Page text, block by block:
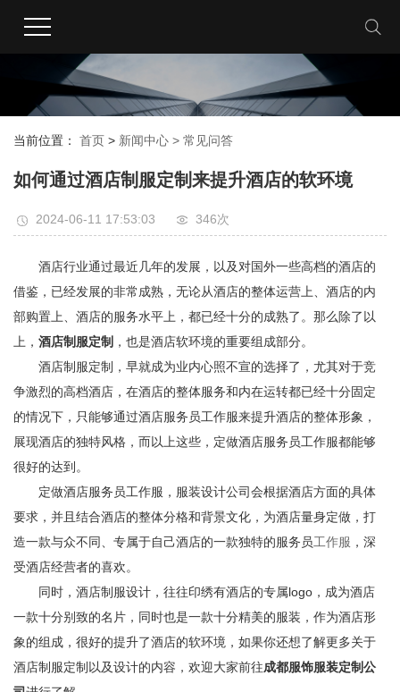
当前位置： 首页 > 新闻中心 > 常见问答
如何通过酒店制服定制来提升酒店的软环境
2024-06-11 17:53:03 346次
酒店行业通过最近几年的发展，以及对国外一些高档的酒店的
借鉴，已经发展的非常成熟，无论从酒店的整体运营上、酒店的内
部购置上、酒店的服务水平上，都已经十分的成熟了。那么除了以
上， 酒店制服定制 ，也是酒店软环境的重要组成部分。
酒店制服定制，早就成为业内心照不宣的选择了，尤其对于竞
争激烈的高档酒店，在酒店的整体服务和内在运转都已经十分固定
的情况下，只能够通过酒店服务员工作服来提升酒店的整体形象，
展现酒店的独特风格，而以上这些，定做酒店服务员工作服都能够
很好的达到。
定做酒店服务员工作服，服装设计公司会根据酒店方面的具体
要求，并且结合酒店的整体分格和背景文化，为酒店量身定做，打
造一款与众不同、专属于自己酒店的一款独特的服务员工作服 ，深
受酒店经营者的喜欢。
同时，酒店制服设计，往往印绣有酒店的专属logo，成为酒店
一款十分别致的名片，同时也是一款十分精美的服装，作为酒店形
象的组成，很好的提升了酒店的软环境，如果你还想了解更多关于
酒店制服定制以及设计的内容，欢迎大家前往成都服饰服装定制公